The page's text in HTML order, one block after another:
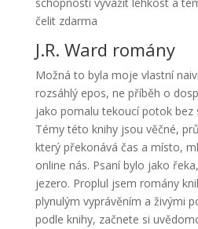
čelit zdarma
J.R. Ward romány
Možná to byla moje vlastní
rozsáhlý epos, ne příběh o
jako pomalu tekoucí potok bez
Témy této knihy jsou věčné,
který překonává čas a místo,
online nás. Psaní bylo jako
jezero. Proplul jsem romány
plynulým vyprávěním a živými
podle knihy, začnete si